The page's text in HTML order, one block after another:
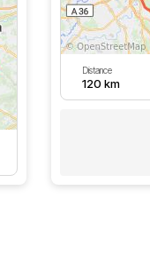
Distance
120 km